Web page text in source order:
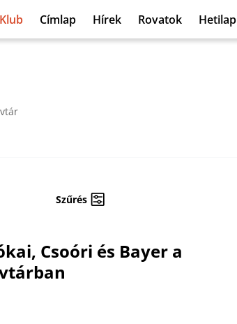
Címlap Hírek Rovatok Hetilap
Szűrés
Csoóri és Bayer a